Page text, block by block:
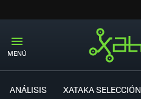
MENÚ
ANÁLISIS XATAKA SELECCIÓN